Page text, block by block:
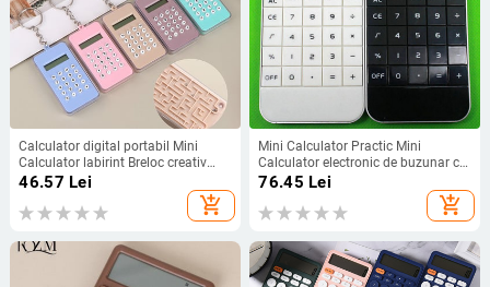
Calculator digital portabil Mini
Calculator labirint Breloc creativ
Rechizite de birou pentru copii
46.57 Lei
add_shopping_cart
Mini Calculator Practic Mini
Calculator electronic de buzunar cu
cifre Calculator științific ușor
76.45 Lei
add_shopping_cart